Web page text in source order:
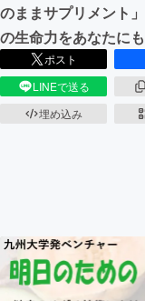
のままサプリメント
の生命力をあなたにも
ポスト
LINEで送る
埋め込み